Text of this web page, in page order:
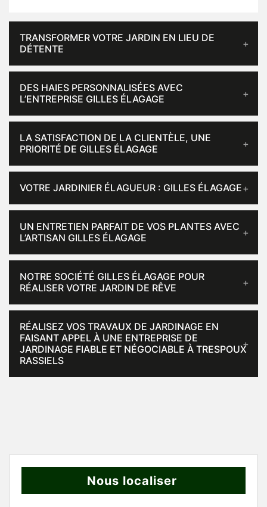
TRANSFORMER VOTRE JARDIN EN LIEU DE
DÉTENTE
DES HAIES PERSONNALISÉES AVEC
L’ENTREPRISE GILLES ÉLAGAGE
LA SATISFACTION DE LA CLIENTÈLE, UNE
PRIORITÉ DE GILLES ÉLAGAGE
VOTRE JARDINIER ÉLAGUEUR : GILLES ÉLAGAGE
UN ENTRETIEN PARFAIT DE VOS PLANTES AVEC
L’ARTISAN GILLES ÉLAGAGE
NOTRE SOCIÉTÉ GILLES ÉLAGAGE POUR
RÉALISER VOTRE JARDIN DE RÊVE
RÉALISEZ VOS TRAVAUX DE JARDINAGE EN
FAISANT APPEL À UNE ENTREPRISE DE
JARDINAGE FIABLE ET NÉGOCIABLE À TRESPOUX
RASSIELS
Nous localiser